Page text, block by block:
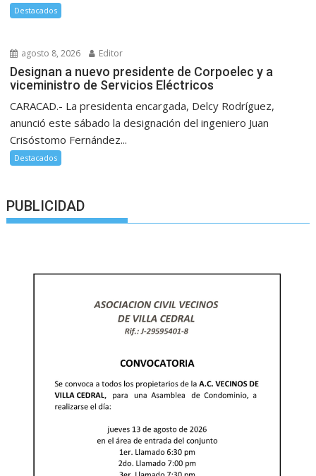
Destacados
agosto 8, 2026 Editor
Designan a nuevo presidente de Corpoelec y a
viceministro de Servicios Eléctricos
CARACAD.- La presidenta encargada, Delcy Rodríguez,
anunció este sábado la designación del ingeniero Juan
Crisóstomo Fernández...
Destacados
PUBLICIDAD